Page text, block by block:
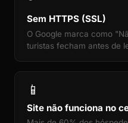
Sem HTTPS (SSL)
O Google marca como
turistas fecham antes de
📱
Site não funciona no